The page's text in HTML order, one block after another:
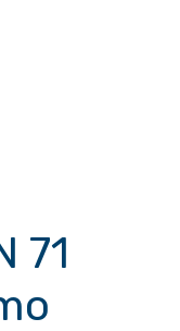
71